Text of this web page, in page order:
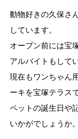
動物好きの久保さ
しています。
オープン前には宝
アルバイトもして
現在もワンちゃん
ーキを宝塚テラス
ペットの誕生日や
いかがでしょうか。